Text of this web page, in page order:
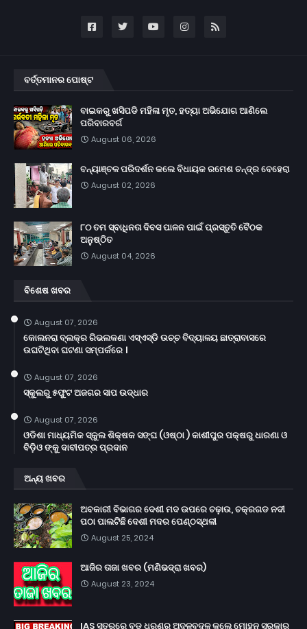
ବର୍ତ୍ତମାନର ପୋଷ୍ଟ
ବାଇକରୁ ଖସିପଡି ମହିଳା ମୃତ, ହତ୍ୟା ଅଭିଯୋଗ ଆଣିଲେ
ପରିବାରବର୍ଗ
August 06, 2026
ବନ୍ୟାଞ୍ଚଳ ପରିଦର୍ଶନ କଲେ ବିଧାୟକ ରମେଶ ଚନ୍ଦ୍ର ବେହେରା
August 02, 2026
୮୦ ତମ ସ୍ବାଧିନତା ଦିବସ ପାଳନ ପାଇଁ ପ୍ରସ୍ତୁତି ବୈଠକ
ଅନୁଷ୍ଠିତ
August 04, 2026
ବିଶେଷ ଖବର
August 07, 2026
କୋଲନରା ବ୍ଲକ୍‌ର ରିଭଲକଣା ଏସ୍‌ଏସ୍‌ଡି ଉଚ୍ଚ ବିଦ୍ୟାଳୟ ଛାତ୍ରାବାସରେ
ଉଘଟିଥିବା ଘଟଣା ସମ୍ପର୍କରେ ।
August 07, 2026
ସ୍କୁଲରୁ ୫ଫୁଟ ଅଜଗର ସାପ ଉଦ୍ଧାର
August 07, 2026
ଓଡିଶା ମାଧ୍ୟମିକ ସ୍କୁଲ ଶିକ୍ଷକ ସଙ୍ଘ (ଓଷ୍ଠା ) କାଶୀପୁର ପକ୍ଷରୁ ଧାରଣା ଓ
ବିଡ଼ିଓ ଙ୍କୁ ଦାବୀପତ୍ର ପ୍ରଦାନ
ଅନ୍ୟ ଖବର
ଅବକାରୀ ବିଭାଗର ଦେଶୀ ମଦ ଉପରେ ଚଢ଼ାଉ, ଚକ୍ରଗଡ ନଦୀ
ପଠା ପାଲଟିଛି ଦେଶୀ ମଦର ପେଣ୍ଠସ୍ଥଳୀ
August 25, 2024
ଆଜିର ତାଜା ଖବର (ମଣିଭଦ୍ରା ଖବର)
August 23, 2024
IAS ସ୍ତରରେ ବଡ଼ ଧରଣର ଅଦଳବଦଳ କଲେ ମୋହନ ସରକାର